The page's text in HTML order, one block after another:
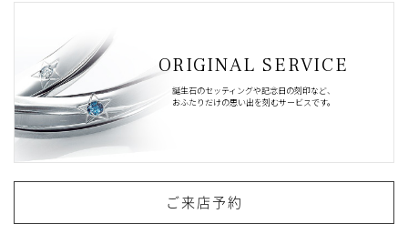
ORIGINAL SERVICE
誕生石のセッティングや記念日の刻印など、
おふたりだけの思い出を刻むサービスです。
ご来店予約